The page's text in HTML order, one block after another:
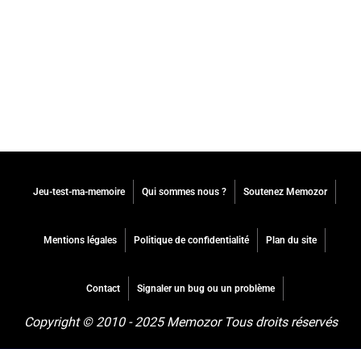
Jeu-test-ma-memoire Qui sommes nous ? Soutenez Memozor
Mentions légales Politique de confidentialité Plan du site
Contact Signaler un bug ou un problème
Copyright © 2010 - 2025 Memozor Tous droits réservés